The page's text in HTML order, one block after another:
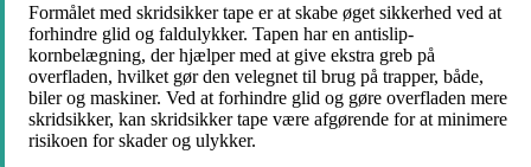
Formålet med skridsikker tape er at skabe øget sikkerhed ved at
forhindre glid og faldulykker. Tapen har en antislip-
kornbelægning, der hjælper med at give ekstra greb på
overfladen, hvilket gør den velegnet til brug på trapper, både,
biler og maskiner. Ved at forhindre glid og gøre overfladen mere
skridsikker, kan skridsikker tape være afgørende for at minimere
risikoen for skader og ulykker.